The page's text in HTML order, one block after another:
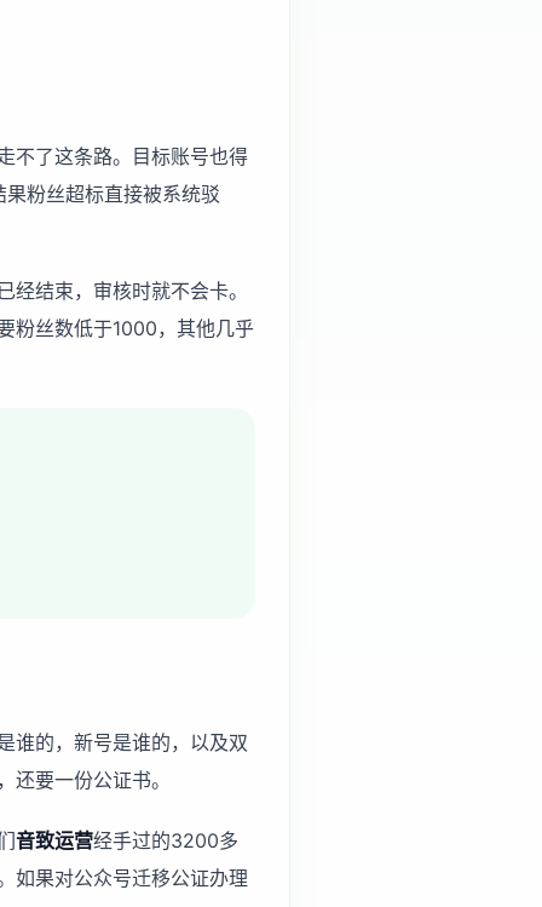
不了这条路。目标账号也得
粉丝超标直接被系统驳
结束，审核时就不会卡。
粉丝数低于1000，其他几乎
谁的，新号是谁的，以及双
要一份公证书。
音致运营经手过的3200多
如果对公众号迁移公证办理